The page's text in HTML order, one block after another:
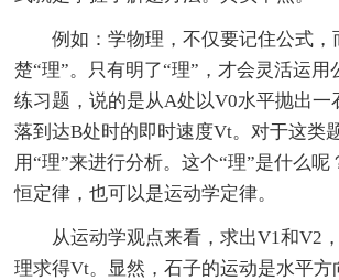
例如：学物理，不仅要记住公式，
楚“理”。只有明了“理”，才会灵活运用
练习题，说的是从A处以V0水平抛出一
落到达B处时的即时速度Vt。对于这类
用“理”来进行分析。这个“理”是什么呢
恒定律，也可以是运动学定律。
从运动学观点来看，求出V1和V2，
理求得Vt。显然，石子的运动是水平方